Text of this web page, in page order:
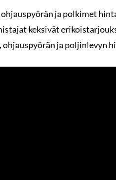
ja polkimet
keksivät
ohjauspyörän ja poljinlevyn